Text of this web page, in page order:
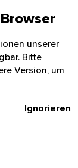
unserer
Bitte
Version, um
Ignorieren